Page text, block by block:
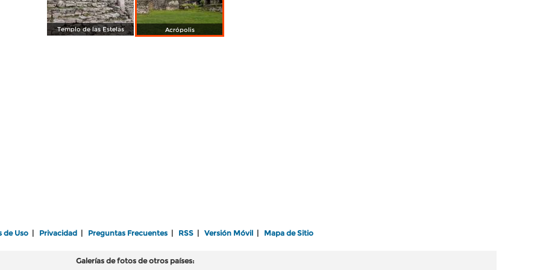
Templo de las Estelas Acrópolis
de Uso Privacidad Preguntas Frecuentes RSS Versión Móvil Mapa de Sitio
Galerías de fotos de otros países: